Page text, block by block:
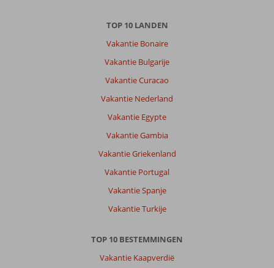
TOP 10 LANDEN
Vakantie Bonaire
Vakantie Bulgarije
Vakantie Curacao
Vakantie Nederland
Vakantie Egypte
Vakantie Gambia
Vakantie Griekenland
Vakantie Portugal
Vakantie Spanje
Vakantie Turkije
TOP 10 BESTEMMINGEN
Vakantie Kaapverdië